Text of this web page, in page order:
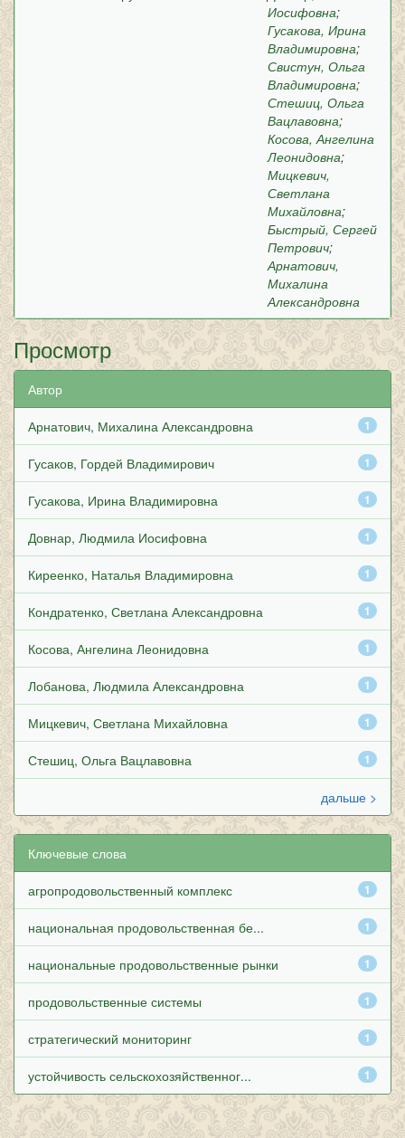
Иосифовна;
Гусакова, Ирина
Владимировна;
Свистун, Ольга
Владимировна;
Стешиц, Ольга
Вацлавовна;
Косова, Ангелина
Леонидовна;
Мицкевич,
Светлана
Михайловна;
Быстрый, Сергей
Петрович;
Арнатович,
Михалина
Александровна
Просмотр
Автор
1
Арнатович, Михалина Александровна
1
Гусаков, Гордей Владимирович
1
Гусакова, Ирина Владимировна
1
Довнар, Людмила Иосифовна
1
Киреенко, Наталья Владимировна
1
Кондратенко, Светлана Александровна
1
Косова, Ангелина Леонидовна
1
Лобанова, Людмила Александровна
1
Мицкевич, Светлана Михайловна
1
Стешиц, Ольга Вацлавовна
дальше >
Ключевые слова
1
агропродовольственный комплекс
1
национальная продовольственная бе...
1
национальные продовольственные рынки
1
продовольственные системы
1
стратегический мониторинг
1
устойчивость сельскохозяйственног...